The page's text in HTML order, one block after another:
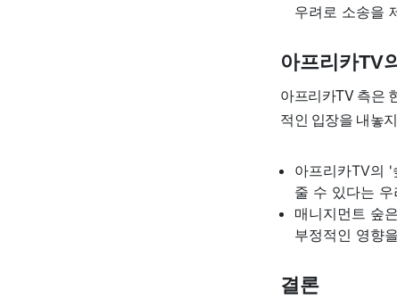
우려로 소송을
아프리카TV
아프리카TV 측은
적인 입장을 내놓
아프리카TV의
줄 수 있다는
매니지먼트 숲
부정적인 영향
결론